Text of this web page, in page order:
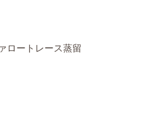
ロートレース蒸留